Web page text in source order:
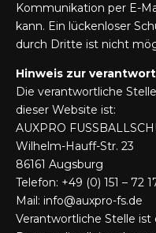
Kommunikation per E-
kann. Ein lückenloser
durch Dritte ist nicht
Hinweis zur
Die verantwortliche
dieser Website ist:
AUXPRO
Wilhelm-Hauff-Str. 23
86161 Augsburg
Telefon: +49 (0) 151 – 72
Mail: info@auxpro-fs.de
Verantwortliche Stelle